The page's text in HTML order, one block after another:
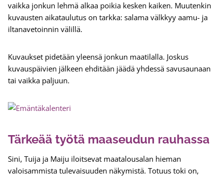
vaikka jonkun lehmä alkaa poikia kesken kaiken. Muutenkin
kuvausten aikataulutus on tarkka: salama välkkyy aamu- ja
iltanavetoinnin välillä.
Kuvaukset pidetään yleensä jonkun maatilalla. Joskus
kuvauspäivien jälkeen ehditään jäädä yhdessä savusaunaan
tai vaikka paljuun.
Tärkeää työtä maaseudun rauhassa
Sini, Tuija ja Maiju iloitsevat maatalousalan hieman
valoisammista tulevaisuuden näkymistä. Totuus toki on,